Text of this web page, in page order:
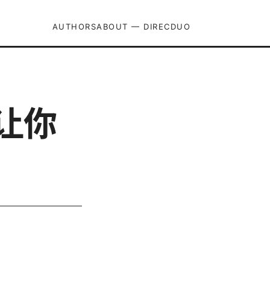
AUTHORSABOUT — DIRECDUO
你